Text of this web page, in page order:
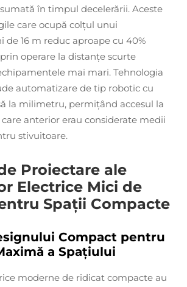
în timpul decelerării. Aceste
care ocupă colțul unui
de 16 m reduc aproape cu 40%
operare la distanțe scurte
mai mari. Tehnologia
automatizare de tip robotic cu
la milimetru, permițând accesul la
anterior erau considerate medii
stivuitoare.
Proiectare ale
Electrice Mici de
Spații Compacte
Compact pentru
a Spațiului
moderne de ridicat compacte au